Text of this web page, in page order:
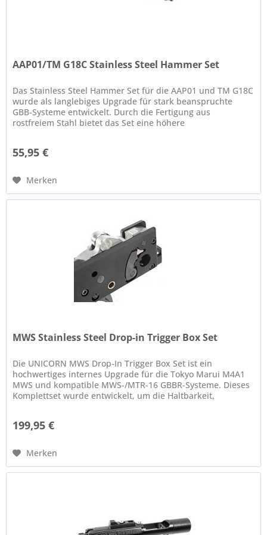
AAP01/TM G18C Stainless Steel Hammer Set
Das Stainless Steel Hammer Set für die AAP01 und TM G18C
wurde als langlebiges Upgrade für stark beanspruchte
GBB-Systeme entwickelt. Durch die Fertigung aus
rostfreiem Stahl bietet das Set eine höhere
55,95 €
Merken
MWS Stainless Steel Drop-in Trigger Box Set
Die UNICORN MWS Drop-In Trigger Box Set ist ein
hochwertiges internes Upgrade für die Tokyo Marui M4A1
MWS und kompatible MWS-/MTR-16 GBBR-Systeme. Dieses
Komplettset wurde entwickelt, um die Haltbarkeit,
199,95 €
Merken